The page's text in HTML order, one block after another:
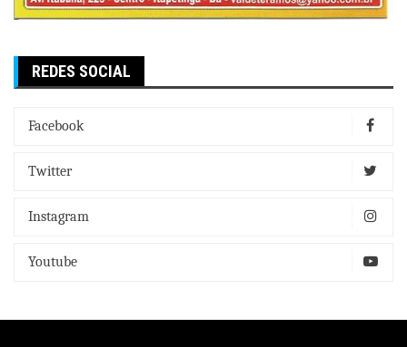
REDES SOCIAL
Facebook
Twitter
Instagram
Youtube